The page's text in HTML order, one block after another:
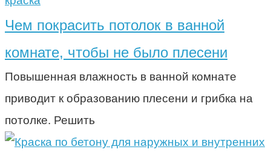
Чем покрасить потолок в ванной
комнате, чтобы не было плесени
Повышенная влажность в ванной комнате
приводит к образованию плесени и грибка на
потолке. Решить